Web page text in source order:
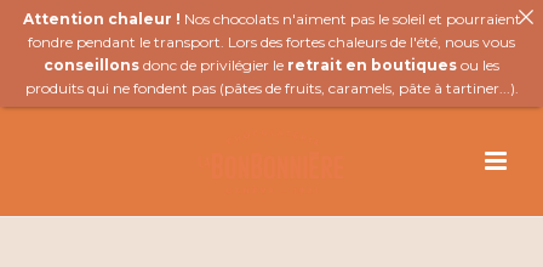
Attention chaleur ! Nos chocolats n'aiment pas le soleil et pourraient
fondre pendant le transport. Lors des fortes chaleurs de l'été, nous vous
conseillons donc de privilégier le retrait en boutiques ou les
produits qui ne fondent pas (pâtes de fruits, caramels, pâte à tartiner...).